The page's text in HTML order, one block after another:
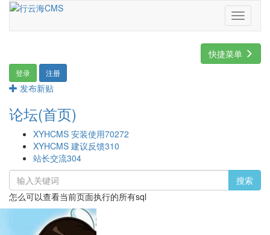
Toggle
快捷菜单
登录 注册
发布新贴
论坛(首页)
XYHCMS 安装使用70272
XYHCMS 建议反馈310
站长交流304
搜索
怎么可以查看当前页面执行的所有sql